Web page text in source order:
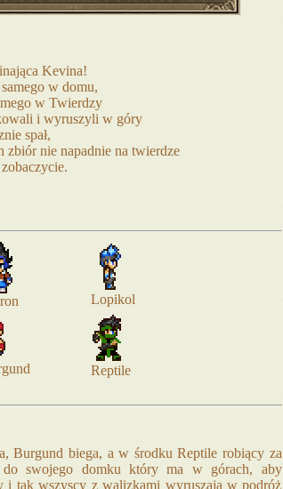
Kevina!
w domu,
w Twierdzy
i wyruszyli w góry
spał,
zbiór nie napadnie na twierdze
Lopikol
Reptile
Burgund biega, a w środku Reptile robiący za
do swojego domku który ma w górach, aby
tak wszyscy z walizkami wyruszają w podróż